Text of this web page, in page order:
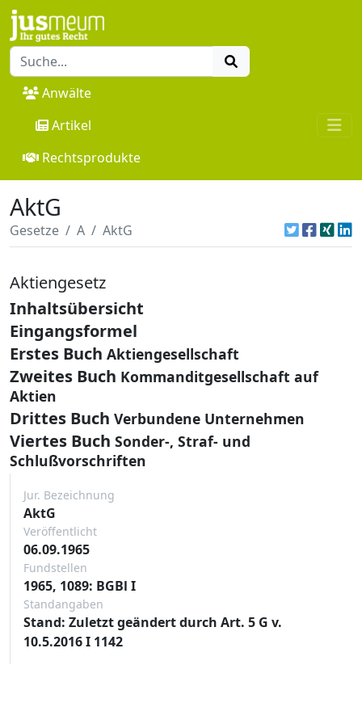
Anwälte
Artikel
Rechtsprodukte
AktG
Gesetze A AktG
Aktiengesetz
Inhaltsübersicht
Eingangsformel
Erstes Buch Aktiengesellschaft
Zweites Buch Kommanditgesellschaft auf
Aktien
Drittes Buch Verbundene Unternehmen
Viertes Buch Sonder-, Straf- und
Schlußvorschriften
Jur. Bezeichnung
AktG
Veröffentlicht
06.09.1965
Fundstellen
1965, 1089: BGBl I
Standangaben
Stand: Zuletzt geändert durch Art. 5 G v.
10.5.2016 I 1142